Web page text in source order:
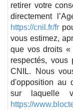
retirer votre
directement
https://cnil.fr/fr
vous estimez,
que vos droits «
respectés, vous
CNIL. Nous
d'opposition au
sur laquelle
https://